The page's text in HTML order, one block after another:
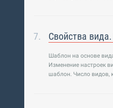
Свойства
Шаблон на основе
Изменение настроек
шаблон. Число видов,